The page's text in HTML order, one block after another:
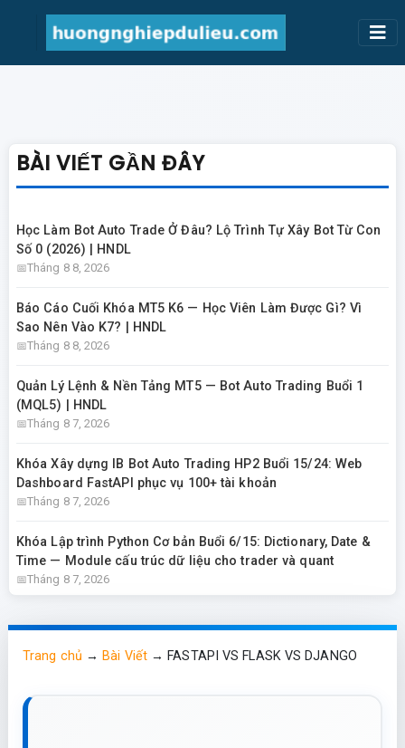
BÀI VIẾT GẦN ĐÂY
Học Làm Bot Auto Trade Ở Đâu? Lộ Trình Tự Xây Bot Từ Con
Số 0 (2026) | HNDL
Tháng 8 8, 2026
Báo Cáo Cuối Khóa MT5 K6 — Học Viên Làm Được Gì? Vì
Sao Nên Vào K7? | HNDL
Tháng 8 8, 2026
Quản Lý Lệnh & Nền Tảng MT5 — Bot Auto Trading Buổi 1
(MQL5) | HNDL
Tháng 8 7, 2026
Khóa Xây dựng IB Bot Auto Trading HP2 Buổi 15/24: Web
Dashboard FastAPI phục vụ 100+ tài khoản
Tháng 8 7, 2026
Khóa Lập trình Python Cơ bản Buổi 6/15: Dictionary, Date &
Time — Module cấu trúc dữ liệu cho trader và quant
Tháng 8 7, 2026
Trang chủ →Bài Viết→FASTAPI VS FLASK VS DJANGO